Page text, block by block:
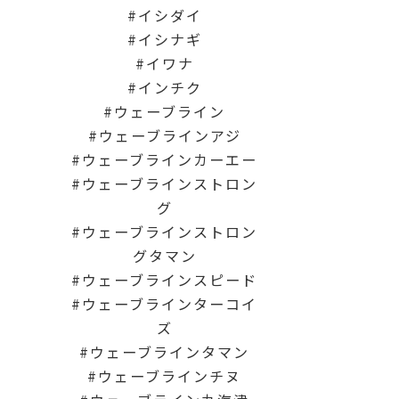
イシダイ
イシナギ
イワナ
インチク
ウェーブライン
ウェーブラインアジ
ウェーブラインカーエー
ウェーブラインストロン
グ
ウェーブラインストロン
グタマン
ウェーブラインスピード
ウェーブラインターコイ
ズ
ウェーブラインタマン
ウェーブラインチヌ